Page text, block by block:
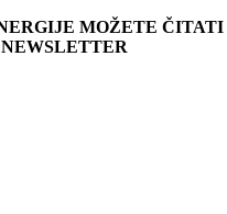
MOŽETE ČITATI